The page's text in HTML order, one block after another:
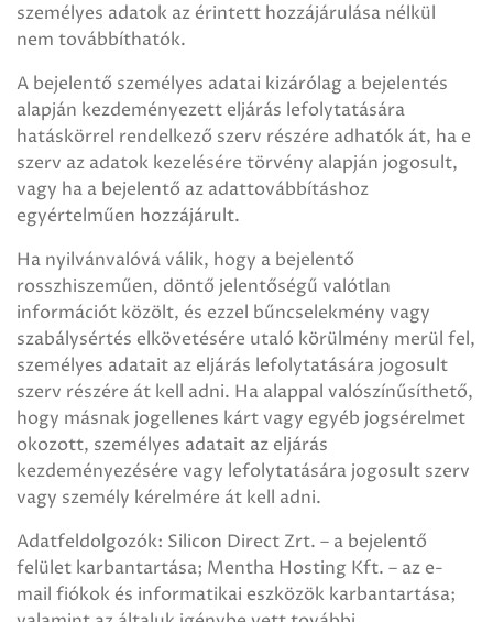
személyes adatok az érintett hozzájárulása nélkül
nem továbbíthatók.
A bejelentő személyes adatai kizárólag a bejelentés
alapján kezdeményezett eljárás lefolytatására
hatáskörrel rendelkező szerv részére adhatók át, ha e
szerv az adatok kezelésére törvény alapján jogosult,
vagy ha a bejelentő az adattovábbításhoz
egyértelműen hozzájárult.
Ha nyilvánvalóvá válik, hogy a bejelentő
rosszhiszeműen, döntő jelentőségű valótlan
információt közölt, és ezzel bűncselekmény vagy
szabálysértés elkövetésére utaló körülmény merül fel,
személyes adatait az eljárás lefolytatására jogosult
szerv részére át kell adni. Ha alappal valószínűsíthető,
hogy másnak jogellenes kárt vagy egyéb jogsérelmet
okozott, személyes adatait az eljárás
kezdeményezésére vagy lefolytatására jogosult szerv
vagy személy kérelmére át kell adni.
Adatfeldolgozók: Silicon Direct Zrt. – a bejelentő
felület karbantartása; Mentha Hosting Kft. – az e-
mail fiókok és informatikai eszközök karbantartása;